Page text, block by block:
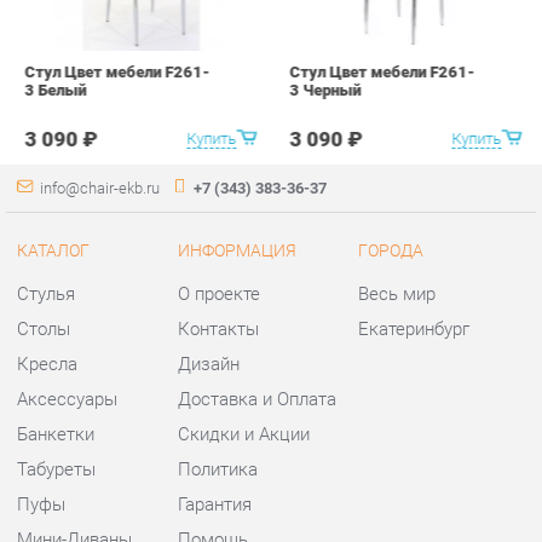
Кресла
Табуреты
Мини-Диваны
Комплектующие
Скидки и Акции
Политика
Помощь
Весь мир
Шоурум и склад самовывоза
Адрес: г. Екатеринбург,
ул.Металлургов, 84
Телефон: +7 (343) 383-36-37